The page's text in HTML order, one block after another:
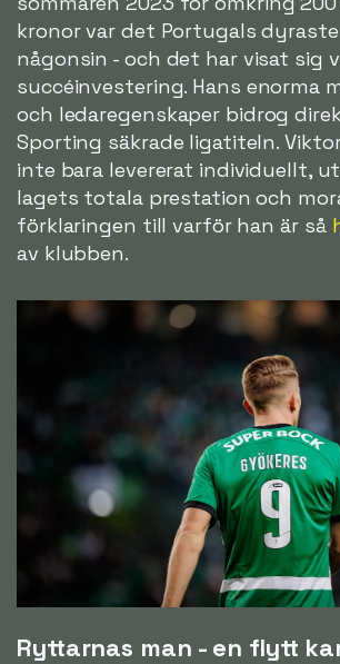
kronor var det Portugals
någonsin - och det har visat sig
succéinvestering. Hans enorma
och ledaregenskaper bidrog
Sporting säkrade ligatiteln.
inte bara levererat individuellt,
lagets totala prestation och
förklaringen till varför han är så
av klubben.
Ryttarnas man - en flytt